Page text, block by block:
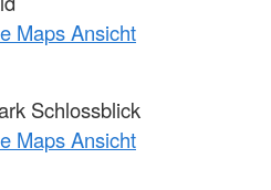
Maps Ansicht
Schlossblick
Maps Ansicht